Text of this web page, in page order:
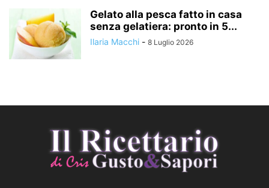
Gelato alla pesca fatto in casa
senza gelatiera: pronto in 5...
Ilaria Macchi - 8 Luglio 2026